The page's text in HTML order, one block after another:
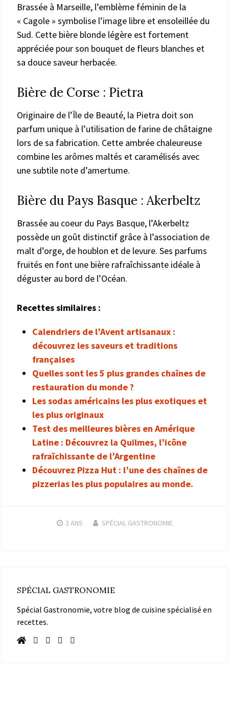
Brassée à Marseille, l’emblème féminin de la
« Cagole » symbolise l’image libre et ensoleillée du
Sud. Cette bière blonde légère est fortement
appréciée pour son bouquet de fleurs blanches et
sa douce saveur herbacée.
Bière de Corse : Pietra
Originaire de l’Île de Beauté, la Pietra doit son
parfum unique à l’utilisation de farine de châtaigne
lors de sa fabrication. Cette ambrée chaleureuse
combine les arômes maltés et caramélisés avec
une subtile note d’amertume.
Bière du Pays Basque : Akerbeltz
Brassée au coeur du Pays Basque, l’Akerbeltz
possède un goût distinctif grâce à l’association de
malt d’orge, de houblon et de levure. Ses parfums
fruités en font une bière rafraîchissante idéale à
déguster au bord de l’Océan.
Recettes similaires :
Calendriers de l’Avent artisanaux :
découvrez les saveurs et traditions
françaises
Quelles sont les 5 plus grandes chaînes de
restauration du monde ?
Les sodas américains les plus exotiques et
les plus originaux
Test des meilleures bières en Amérique
Latine : Découvrez la Quilmes, l’icône
rafraîchissante de l’Argentine
Découvrez Pizza Hut : l’une des chaînes de
pizzerias les plus populaires au monde.
2 ANS SPÉCIAL GASTRONOMIE
SPÉCIAL GASTRONOMIE
Spécial Gastronomie, votre blog de cuisine spécialisé en
recettes.